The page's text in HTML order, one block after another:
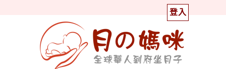
登入